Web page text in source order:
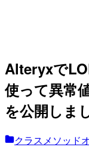
Alteryxで
使って異常
を公開しま
クラスメソッド